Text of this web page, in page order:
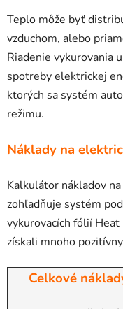
Teplo môže byť
vzduchom, alebo
Riadenie vykurovania
spotreby elektrickej
ktorých sa systém
režimu.
Náklady na
Kalkulátor nákladov
zohľadňuje systém
vykurovacích fólií
získali mnoho
Celkové